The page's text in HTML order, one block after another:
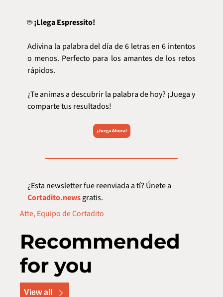
☕ ¡Llega Espressito!
Adivina la palabra del día de 6 letras en 6 intentos
o menos. Perfecto para los amantes de los retos
rápidos.
¿Te animas a descubrir la palabra de hoy? ¡Juega y
comparte tus resultados!
¡Juega Ahora!
Cortadito.news gratis.
Atte, Equipo de Cortadito
Recommended
for you
View all